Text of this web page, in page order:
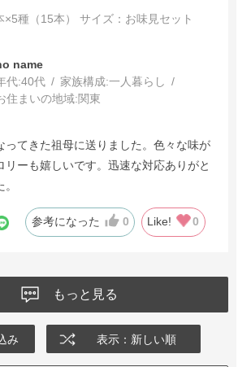
種（15本）
サイズ：お味見セット
name
代:40代 家族構成:一人暮らし
住まいの地域:関東
ってきた祖母に送りました。色々な味が
リーも嬉しいです。迅速な対応ありがと
参考になった 0 Like! 0
もっと見る
み 表示：新しい順